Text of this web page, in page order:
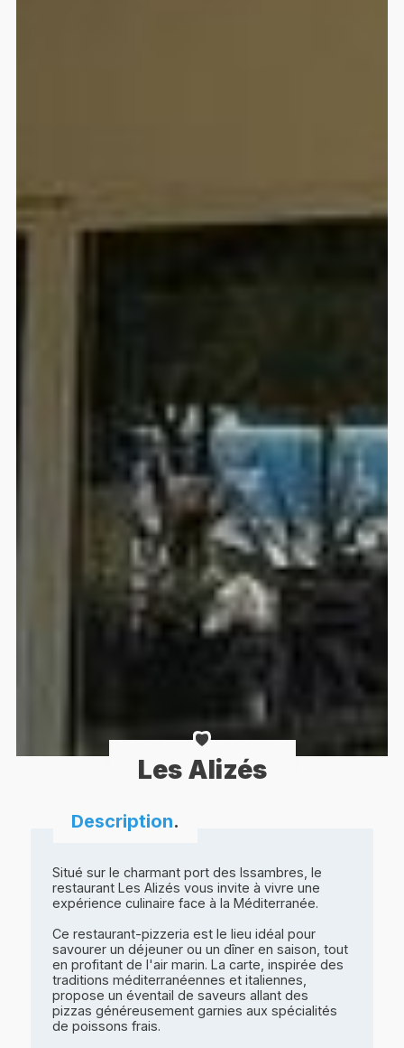
Les Alizés
Description.
Situé sur le charmant port des Issambres, le
restaurant Les Alizés vous invite à vivre une
expérience culinaire face à la Méditerranée.
Ce restaurant-pizzeria est le lieu idéal pour
savourer un déjeuner ou un dîner en saison, tout
en profitant de l'air marin. La carte, inspirée des
traditions méditerranéennes et italiennes,
propose un éventail de saveurs allant des
pizzas généreusement garnies aux spécialités
de poissons frais.